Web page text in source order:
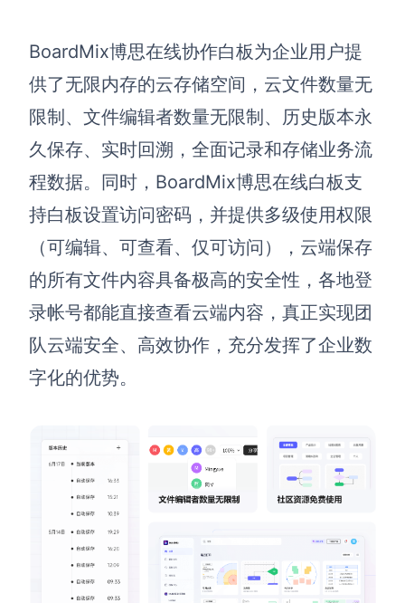
BoardMix博思在线协作白板为企业用户提
供了无限内存的云存储空间，云文件数量无
限制、文件编辑者数量无限制、历史版本永
久保存、实时回溯，全面记录和存储业务流
程数据。同时，BoardMix博思在线白板支
持白板设置访问密码，并提供多级使用权限
（可编辑、可查看、仅可访问），云端保存
的所有文件内容具备极高的安全性，各地登
录帐号都能直接查看云端内容，真正实现团
队云端安全、高效协作，充分发挥了企业数
字化的优势。